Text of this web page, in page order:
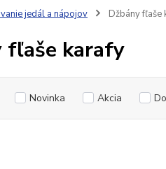
jedál a nápojov Džbány fľaše
fľaše karafy
Novinka Akcia